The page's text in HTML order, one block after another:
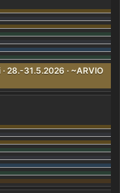
28.-31.5.2026 · ~ARVIO